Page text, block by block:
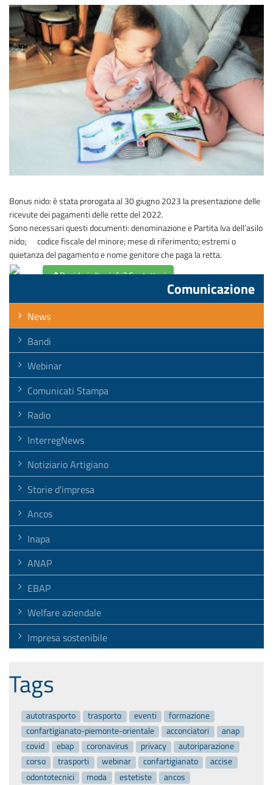
Bonus nido: è stata prorogata al 30 giugno 2023 la presentazione delle
ricevute dei pagamenti delle rette del 2022.
Sono necessari questi documenti: denominazione e Partita Iva dell’asilo
nido;
codice fiscale del minore; mese di riferimento; estremi o
quietanza del pagamento enome genitore che paga la retta.
Desideri altre info? Contattaci
Torna a tutte le news
Comunicazione
News
Bandi
Webinar
Comunicati Stampa
Radio
InterregNews
Notiziario Artigiano
Storie d'impresa
Ancos
Inapa
ANAP
EBAP
Welfare aziendale
Impresa sostenibile
Tags
autotrasporto trasporto eventi
formazione
confartigianato-piemonte-orientale
acconciatori
anap
covid
ebap coronavirus privacy
autoriparazione
corso
trasporti webinar confartigianato
accise
odontotecnici
moda estetiste
ancos